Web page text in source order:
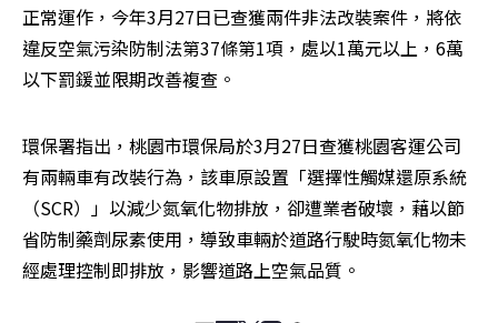
正常運作，今年3月27日已查獲兩件非法改裝案件，將依
違反空氣污染防制法第37條第1項，處以1萬元以上，6萬
以下罰鍰並限期改善複查。
環保署指出，桃園市環保局於3月27日查獲桃園客運公司
有兩輛車有改裝行為，該車原設置「選擇性觸媒還原系統
（SCR）」以減少氮氧化物排放，卻遭業者破壞，藉以節
省防制藥劑尿素使用，導致車輛於道路行駛時氮氧化物未
經處理控制即排放，影響道路上空氣品質。